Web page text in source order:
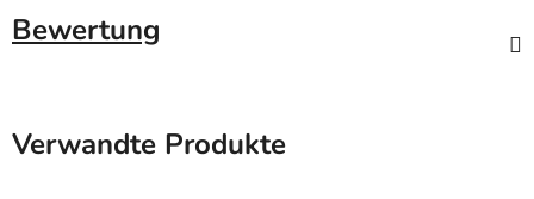
Bewertung
Verwandte Produkte